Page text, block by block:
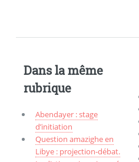
Dans la même
rubrique
Abendayer : stage
d’initiation
Question amazighe en
Libye : projection-débat.